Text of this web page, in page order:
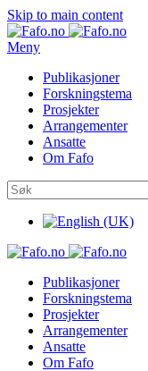
Skip to main content
Meny
Publikasjoner
Forskningstema
Prosjekter
Arrangementer
Ansatte
Om Fafo
Publikasjoner
Forskningstema
Prosjekter
Arrangementer
Ansatte
Om Fafo